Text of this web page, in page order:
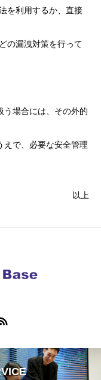
を利用するか、直接
の漏洩対策を行って
場合には、その外的
で、必要な安全管理
以上